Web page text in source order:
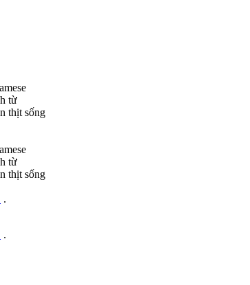
từ
thịt sống
từ
thịt sống
.
.